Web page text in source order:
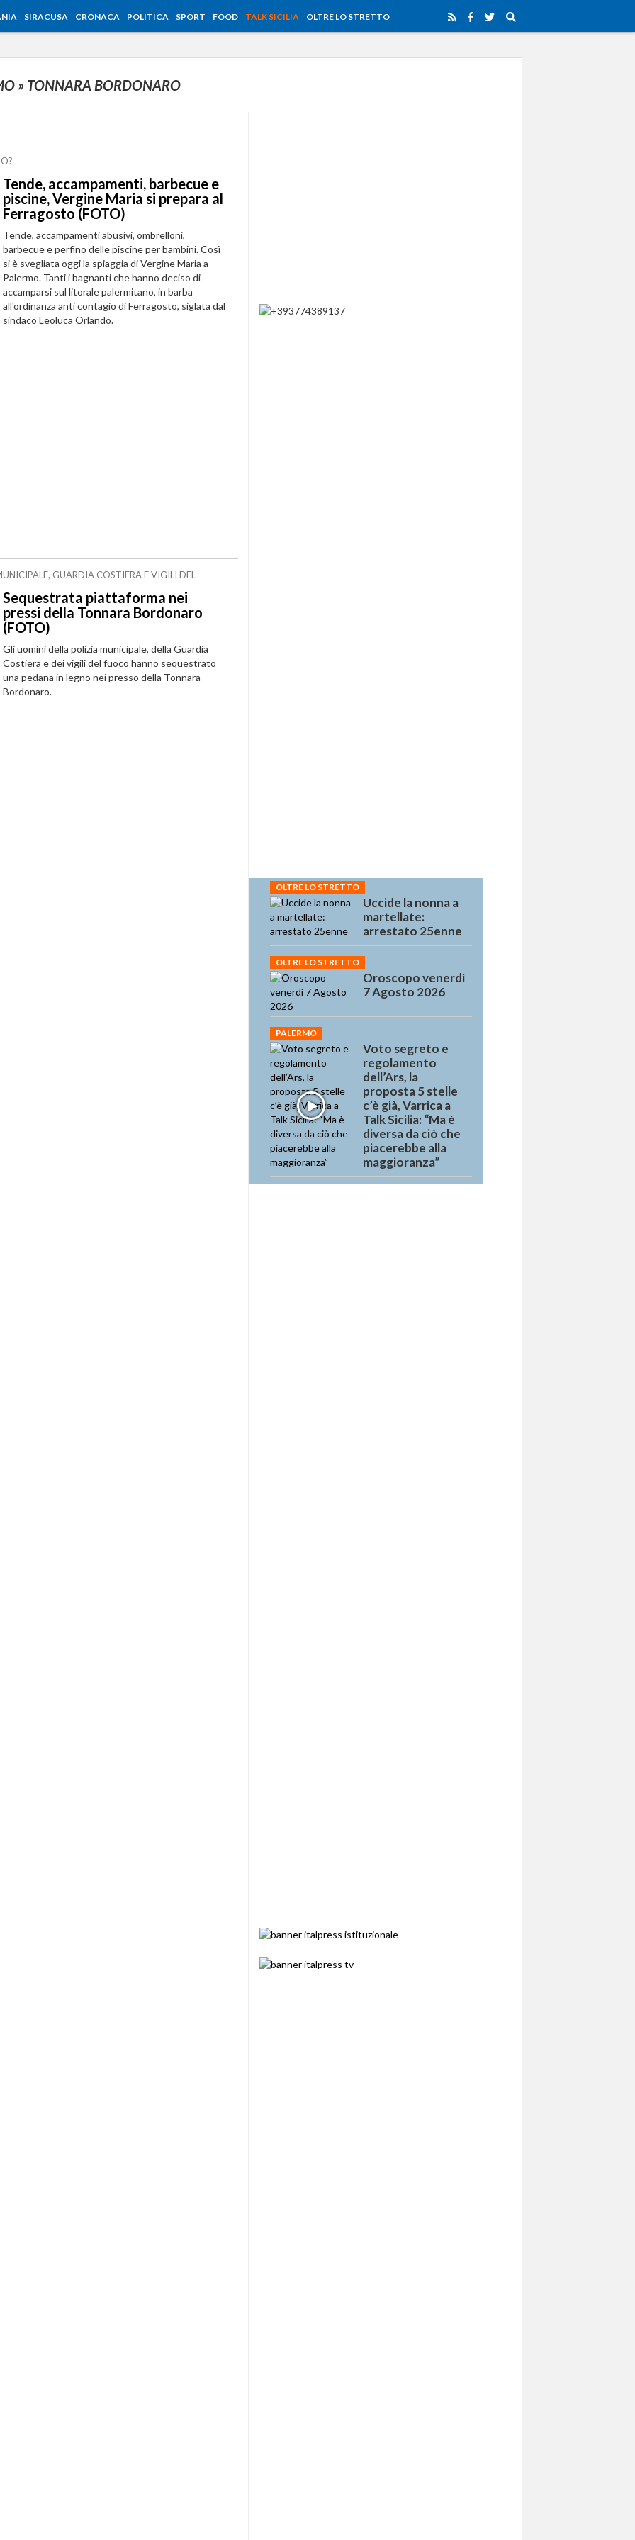
SIRACUSA CRONACA POLITICA SPORT FOOD TALK SICILIA OLTRE LO STRETTO
» TONNARA BORDONARO
Tende, accampamenti, barbecue e
piscine, Vergine Maria si prepara al
Ferragosto (FOTO)
Tende, accampamenti abusivi, ombrelloni,
barbecue e perfino delle piscine per bambini. Così
si è svegliata oggi la spiaggia di Vergine Maria a
Palermo. Tanti i bagnanti che hanno deciso di
accamparsi sul litorale palermitano, in barba
all'ordinanza anti contagio di Ferragosto, siglata dal
sindaco Leoluca Orlando.
GUARDIA COSTIERA E VIGILI DEL
Sequestrata piattaforma nei
pressi della Tonnara Bordonaro
(FOTO)
Gli uomini della polizia municipale, della Guardia
Costiera e dei vigili del fuoco hanno sequestrato
una pedana in legno nei presso della Tonnara
Bordonaro.
OLTRE LO STRETTO
Uccide la nonna a
martellate:
arrestato 25enne
OLTRE LO STRETTO
Oroscopo venerdì
7 Agosto 2026
PALERMO
Voto segreto e
regolamento
dell’Ars, la
proposta 5 stelle
c’è già, Varrica a
Talk Sicilia: “Ma è
diversa da ciò che
piacerebbe alla
maggioranza”